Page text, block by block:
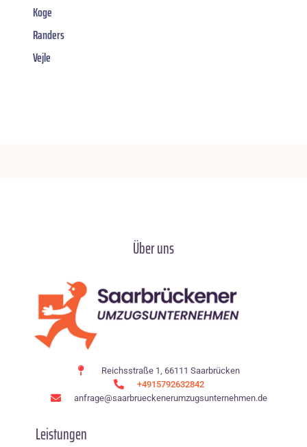
Koge
Randers
Vejle
Über uns
Reichsstraße 1, 66111 Saarbrücken
+4915792632842
anfrage@saarbrueckenerumzugsunternehmen.de
Leistungen